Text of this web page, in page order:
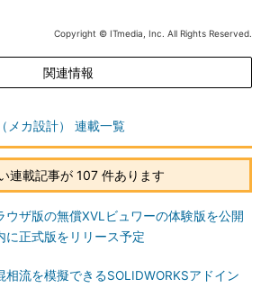
Copyright © ITmedia, Inc. All Rights Reserved.
関連情報
メカ設計） 連載一覧
連載記事が 107 件あります
ウザ版の無償XVLビュワーの体験版を公開
正式版をリリース予定
相流を模擬できるSOLIDWORKSアドイン